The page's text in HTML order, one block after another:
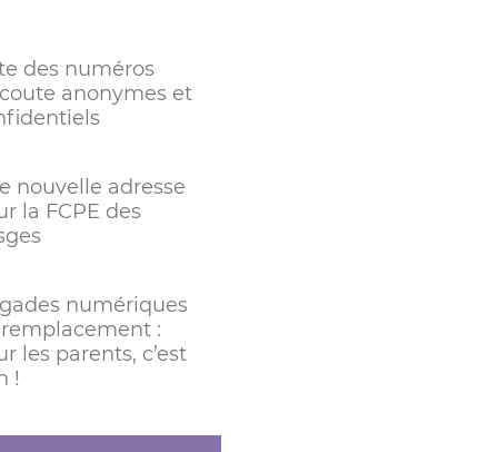
des numéros
anonymes et
nouvelle adresse
la FCPE des
numériques
:
les parents, c’est
!